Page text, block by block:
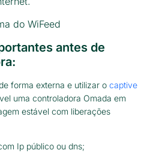
do WiFeed
antes de
forma externa e utilizar o captive
uma controladora Omada em
estável com liberações
Ip público ou dns;